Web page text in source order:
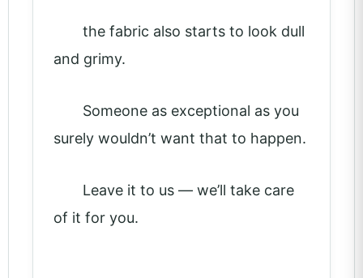
the fabric also starts to look dull
and grimy.
Someone as exceptional as you
surely wouldn’t want that to happen.
Leave it to us — we’ll take care
of it for you.